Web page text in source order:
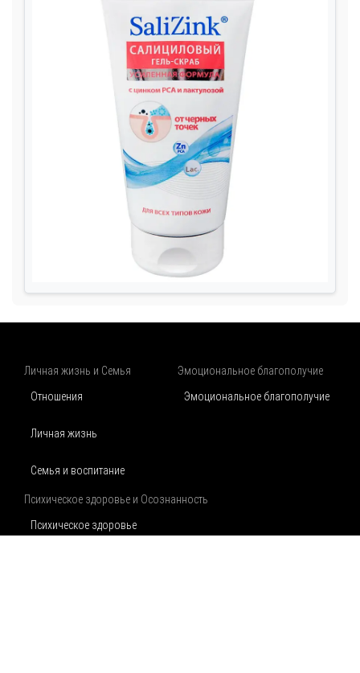
Личная жизнь и Семья
Отношения
Личная жизнь
Семья и воспитание
Эмоциональное благополучие
Эмоциональное благополучие
Психическое здоровье и Осознанность
Психическое здоровье